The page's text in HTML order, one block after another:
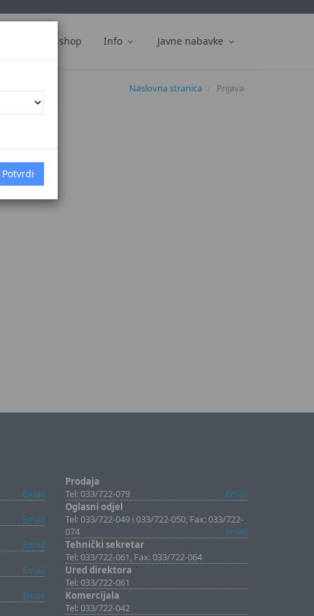
Web shop Info Javne nabavke
Naslovna stranica Prijava
Email
Email
Email
Email
Email
Prodaja
Tel: 033/722-079
Email
Oglasni odjel
Tel: 033/722-049 i 033/722-050, Fax: 033/722-
074
Email
Tehnički sekretar
Tel: 033/722-061, Fax: 033/722-064
Ured direktora
Tel: 033/722-061
Komercijala
Tel: 033/722-042